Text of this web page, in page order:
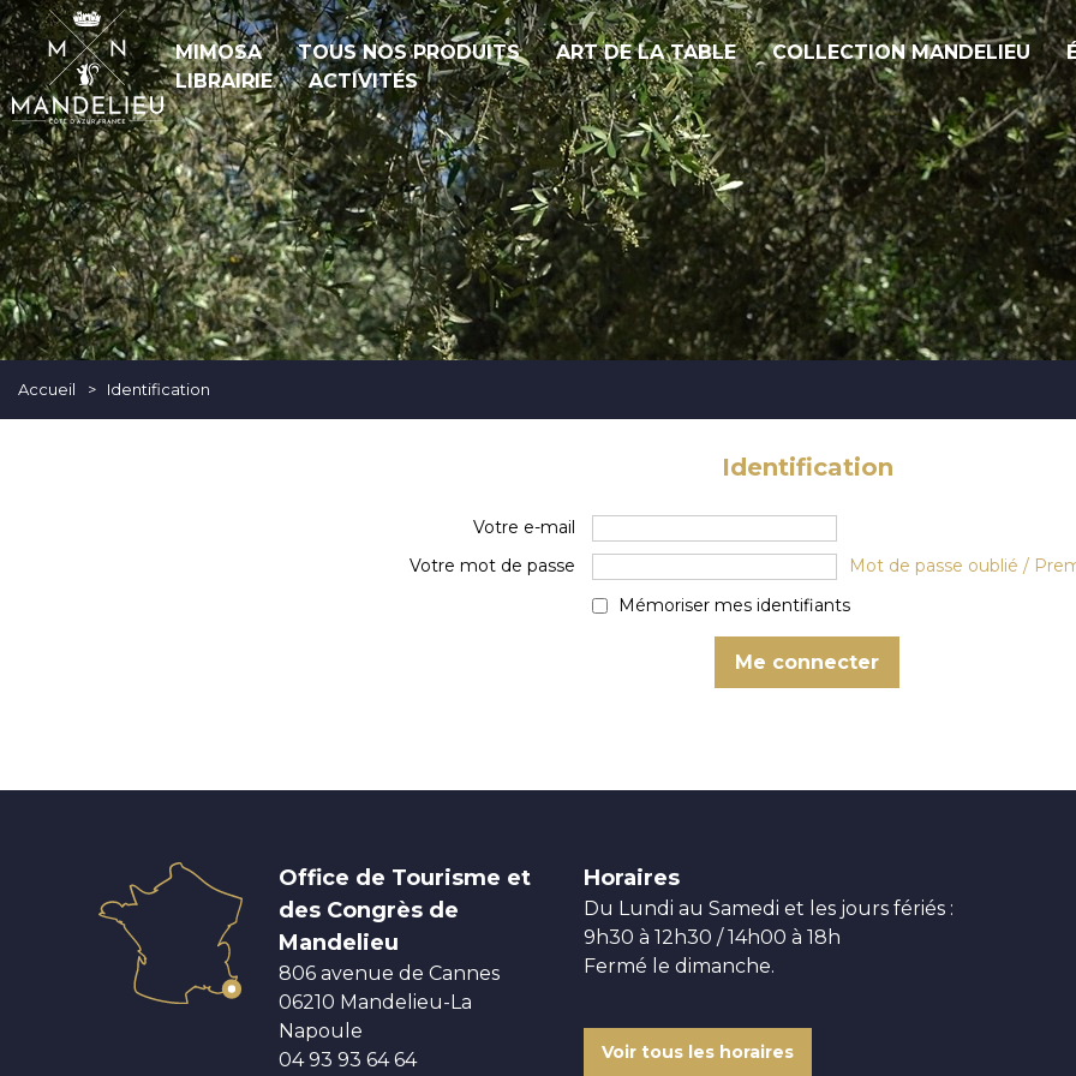
MIMOSA TOUS NOS PRODUITS ART DE LA TABLE COLLECTION MANDELIEU
LIBRAIRIE
ACTIVITÉS
Accueil > Identification
Identification
Votre e-mail
Votre mot de passe
Mot de passe oublié /
Mémoriser mes identifiants
Office de Tourisme et
des Congrès de
Mandelieu
806 avenue de Cannes
06210 Mandelieu-La
Napoule
04 93 93 64 64
Horaires
Du Lundi au Samedi et les jours fériés :
9h30 à 12h30 / 14h00 à 18h
Fermé le dimanche.
Voir tous les horaires